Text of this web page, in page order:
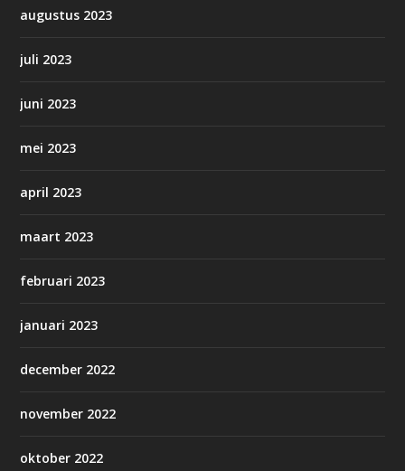
augustus 2023
juli 2023
juni 2023
mei 2023
april 2023
maart 2023
februari 2023
januari 2023
december 2022
november 2022
oktober 2022